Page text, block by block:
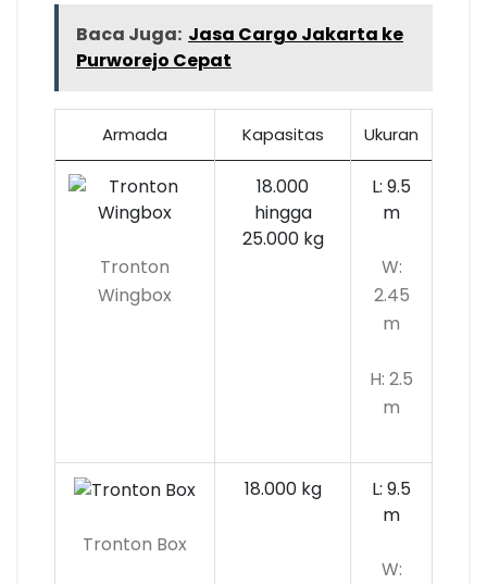
Baca Juga: Jasa Cargo Jakarta ke
Purworejo Cepat
Armada Kapasitas Ukuran
Tronton
Wingbox
18.000
hingga
25.000 kg
L: 9.5
m
W:
2.45
m
H: 2.5
m
Tronton Box
18.000 kg
L: 9.5
m
W: